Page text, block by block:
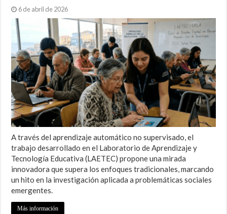
6 de abril de 2026
A través del aprendizaje automático no supervisado, el
trabajo desarrollado en el Laboratorio de Aprendizaje y
Tecnología Educativa (LAETEC) propone una mirada
innovadora que supera los enfoques tradicionales, marcando
un hito en la investigación aplicada a problemáticas sociales
emergentes.
Más información